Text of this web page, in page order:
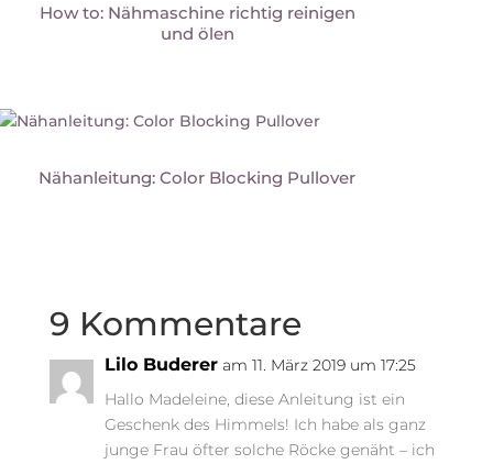
How to: Nähmaschine richtig reinigen
und ölen
Nähanleitung: Color Blocking Pullover
9 Kommentare
Lilo Buderer am 11. März 2019 um 17:25
Hallo Madeleine, diese Anleitung ist ein
Geschenk des Himmels! Ich habe als ganz
junge Frau öfter solche Röcke genäht – ich